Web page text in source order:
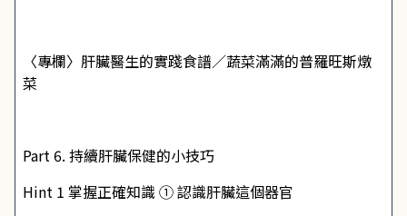
〈專欄〉肝臟醫生的實踐食譜／蔬菜滿滿的普羅旺斯燉
菜
Part 6. 持續肝臟保健的小技巧
Hint 1 掌握正確知識 ① 認識肝臟這個器官